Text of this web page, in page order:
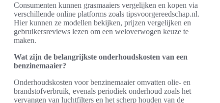
Consumenten kunnen grasmaaiers vergelijken en kopen via
verschillende online platforms zoals tipsvoorgereedschap.nl.
Hier kunnen ze modellen bekijken, prijzen vergelijken en
gebruikersreviews lezen om een weloverwogen keuze te
maken.
Wat zijn de belangrijkste onderhoudskosten van een
benzinemaaier?
Onderhoudskosten voor benzinemaaier omvatten olie- en
brandstofverbruik, evenals periodiek onderhoud zoals het
vervangen van luchtfilters en het scherp houden van de